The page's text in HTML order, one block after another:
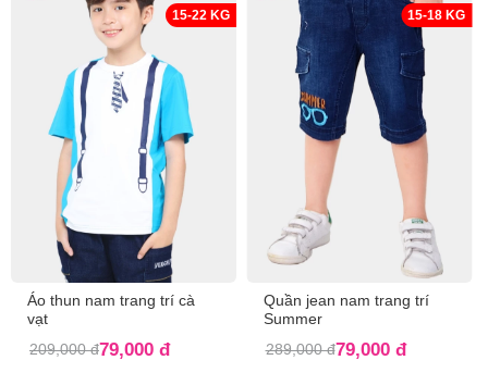
15-22 KG
Áo thun nam trang trí cà
vạt
79,000 đ
209,000 đ
15-18 KG
Quần jean nam trang trí
Summer
79,000 đ
289,000 đ